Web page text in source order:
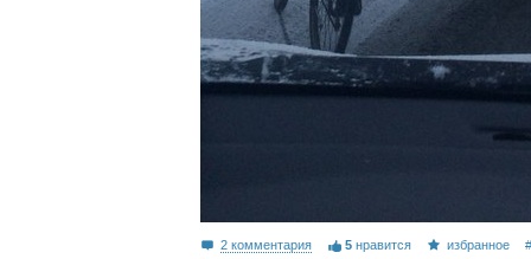
2 комментария 5 нравится избранное